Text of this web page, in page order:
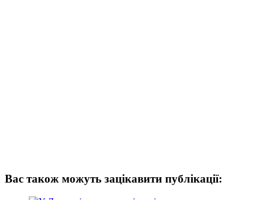
Вас також можуть зацікавити публікації: